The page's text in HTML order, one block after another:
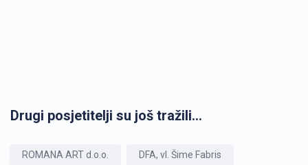
Drugi posjetitelji su još tražili...
ROMANA ART d.o.o. DFA, vl. Šime Fabris